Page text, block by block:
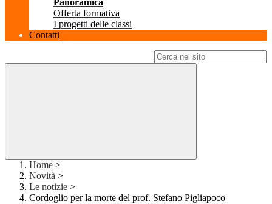
Panoramica
Offerta formativa
I progetti delle classi
Contatti
Home >
Novità >
Le notizie >
Cordoglio per la morte del prof. Stefano Pigliapoco